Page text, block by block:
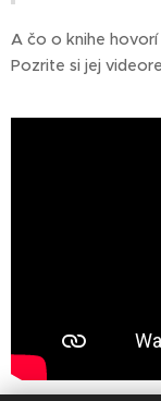
A čo o knihe hovorí
Pozrite si jej